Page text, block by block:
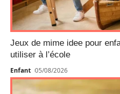
Jeux de mime idee pour
utiliser à l’école
Enfant 05/08/2026